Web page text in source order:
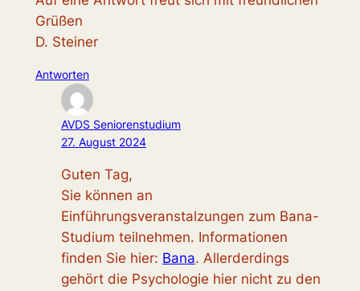
Grüßen
D. Steiner
Antworten
AVDS Seniorenstudium
27. August 2024
Guten Tag,
Sie können an
Einführungsveranstalzungen zum Bana-
Studium teilnehmen. Informationen
finden Sie hier: Bana. Allerderdings
gehört die Psychologie hier nicht zu den